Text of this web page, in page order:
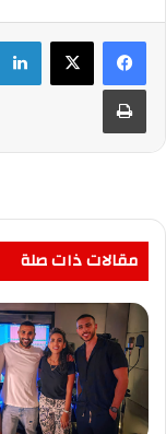
طباعة
مقالات ذات صلة